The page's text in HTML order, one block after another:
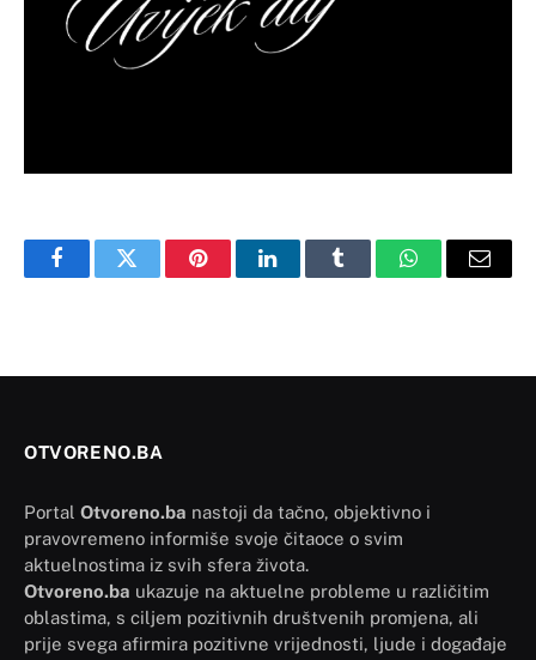
FacebookTwitter PinterestLinkedInTumblr WhatsAppEmail
OTVORENO.BA
Portal Otvoreno.ba nastoji da tačno, objektivno i
pravovremeno informiše svoje čitaoce o svim
aktuelnostima iz svih sfera života.
Otvoreno.ba ukazuje na aktuelne probleme u različitim
oblastima, s ciljem pozitivnih društvenih promjena, ali
prije svega afirmira pozitivne vrijednosti, ljude i događaje